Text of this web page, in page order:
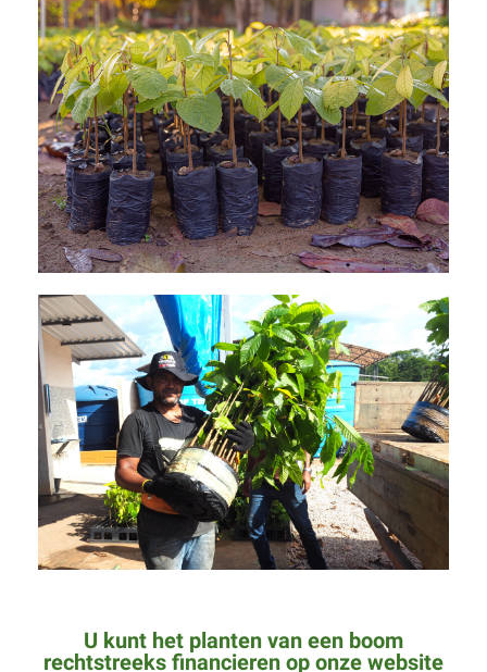
U kunt het planten van een boom
rechtstreeks financieren op onze website